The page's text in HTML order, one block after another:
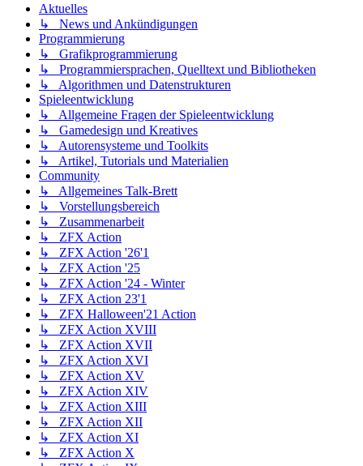
Aktuelles
↳ News und Ankündigungen
Programmierung
↳ Grafikprogrammierung
↳ Programmiersprachen, Quelltext und Bibliotheken
↳ Algorithmen und Datenstrukturen
Spieleentwicklung
↳ Allgemeine Fragen der Spieleentwicklung
↳ Gamedesign und Kreatives
↳ Autorensysteme und Toolkits
↳ Artikel, Tutorials und Materialien
Community
↳ Allgemeines Talk-Brett
↳ Vorstellungsbereich
↳ Zusammenarbeit
↳ ZFX Action
↳ ZFX Action '26'1
↳ ZFX Action '25
↳ ZFX Action '24 - Winter
↳ ZFX Action 23'1
↳ ZFX Halloween'21 Action
↳ ZFX Action XVIII
↳ ZFX Action XVII
↳ ZFX Action XVI
↳ ZFX Action XV
↳ ZFX Action XIV
↳ ZFX Action XIII
↳ ZFX Action XII
↳ ZFX Action XI
↳ ZFX Action X